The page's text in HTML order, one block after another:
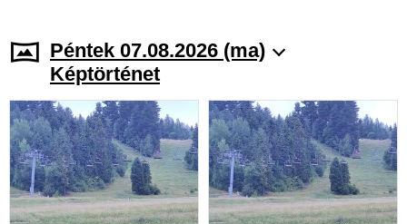
Péntek 07.08.2026 (ma)
Képtörténet